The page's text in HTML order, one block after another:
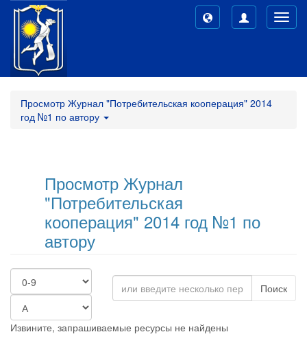
Просмотр Журнал "Потребительская кооперация" 2014
год №1 по автору
Просмотр Журнал
"Потребительская
кооперация" 2014 год №1 по
автору
Поиск
Извините, запрашиваемые ресурсы не найдены